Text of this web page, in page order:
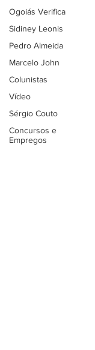
Ogoiás Verifica
Sidiney Leonis
Pedro Almeida
Marcelo John
Colunistas
Vídeo
Sérgio Couto
Concursos e
Empregos